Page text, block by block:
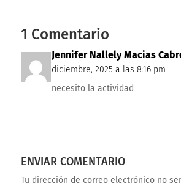
1 Comentario
Jennifer Nallely Macias
diciembre, 2025 a las 8:16 pm
necesito la actividad
ENVIAR COMENTARIO
Tu dirección de correo electrónico no